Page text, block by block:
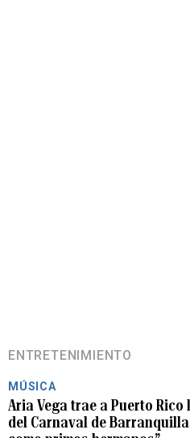
ENTRETENIMIENTO
MÚSICA
Aria Vega trae a Puerto Rico
del Carnaval de